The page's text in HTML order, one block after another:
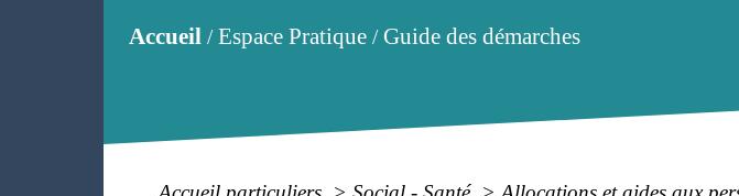
Accueil/Espace Pratique/Guide des démarches